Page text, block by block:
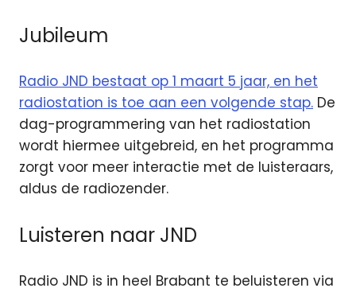
Jubileum
Radio JND bestaat op 1 maart 5 jaar, en het
radiostation is toe aan een volgende stap. De
dag-programmering van het radiostation
wordt hiermee uitgebreid, en het programma
zorgt voor meer interactie met de luisteraars,
aldus de radiozender.
Luisteren naar JND
Radio JND is in heel Brabant te beluisteren via